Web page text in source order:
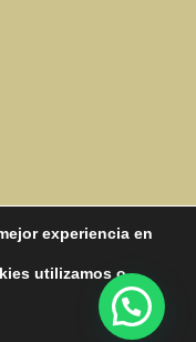
experiencia en
utilizamos o